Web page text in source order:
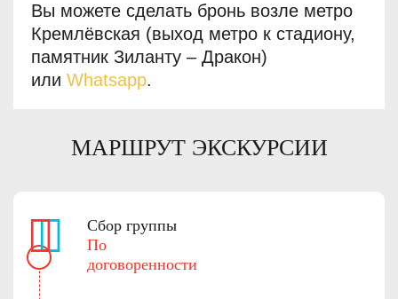
Вы можете сделать бронь возле метро
Кремлёвская (выход метро к стадиону,
памятник Зиланту – Дракон)
или Whatsapp.
МАРШРУТ ЭКСКУРСИИ
Сбор группы
По
договоренности